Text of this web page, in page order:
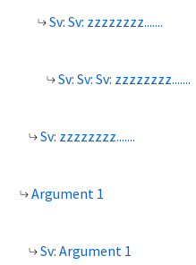
Sv: Sv: zzzzzzzz.......
Sv: Sv: Sv: zzzzzzzz.......
Sv: zzzzzzzz.......
Argument 1
Sv: Argument 1